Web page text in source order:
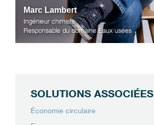
Marc Lambert
Ingénieur chimiste
Responsable du domaine Eaux usées
SOLUTIONS ASSOCIÉES
Économie circulaire